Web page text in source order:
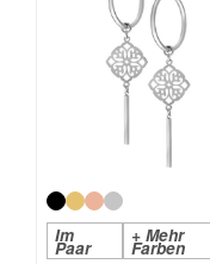
Im
Paar
+ Mehr
Farben